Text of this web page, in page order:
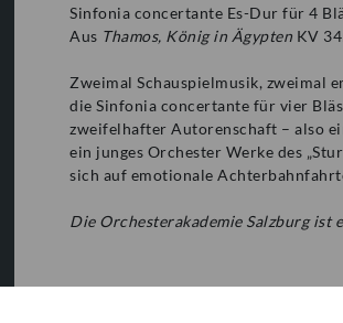
Sinfonia concertante Es-Dur für 4
Aus Thamos, König in Ägypten KV
Zweimal Schauspielmusik, zweimal
die Sinfonia concertante für vier
zweifelhafter Autorenschaft – also
ein junges Orchester Werke des
sich auf emotionale
Die Orchesterakademie Salzburg ist
und finanziert vom Land Salzburg.